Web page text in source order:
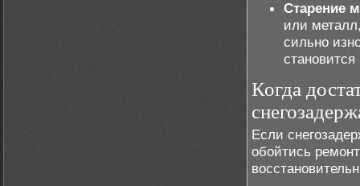
Старение
или
сильно
Когда
Если
обойтись